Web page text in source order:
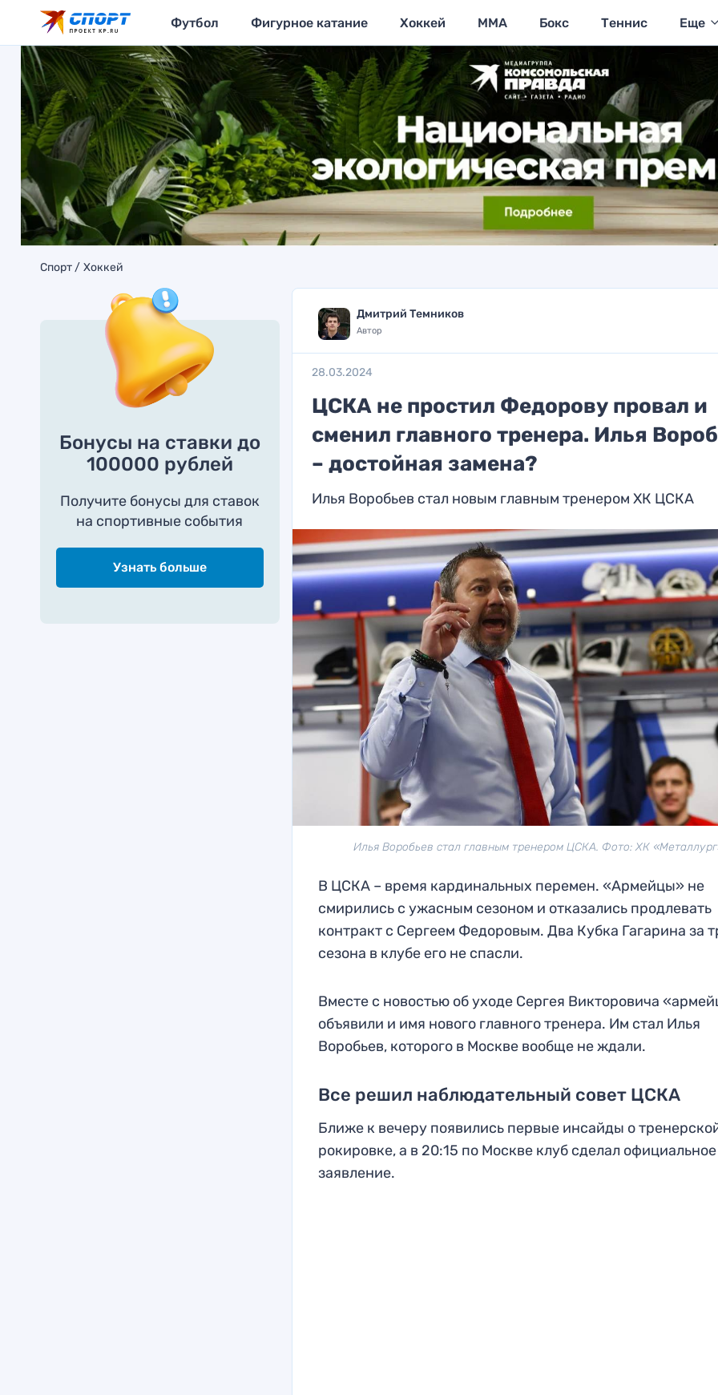
Футбол Фигурное катание Хоккей MMA Бокс Теннис Еще
Спорт Хоккей
Бонусы на ставки до
100000 рублей
Получите бонусы для ставок
на спортивные события
Узнать больше
Дмитрий Темников
Автор
28.03.2024
ЦСКА не простил Федорову провал и
сменил главного тренера. Илья
– достойная замена?
Илья Воробьев стал новым главным тренером ХК ЦСКА
Илья Воробьев стал главным тренером ЦСКА. Фото: ХК
В ЦСКА – время кардинальных перемен. «Армейцы» не
смирились с ужасным сезоном и отказались продлевать
контракт с Сергеем Федоровым. Два Кубка Гагарина за
сезона в клубе его не спасли.
Вместе с новостью об уходе Сергея Викторовича
объявили и имя нового главного тренера. Им стал Илья
Воробьев, которого в Москве вообще не ждали.
Все решил наблюдательный совет ЦСКА
Ближе к вечеру появились первые инсайды о
рокировке, а в 20:15 по Москве клуб сделал официальное
заявление.